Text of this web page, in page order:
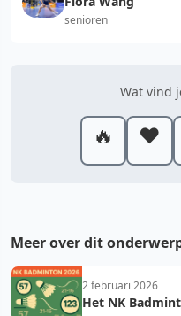
senioren
Wat vind
🔥 ❤️
Meer over dit
2 februari 2026
Het NK